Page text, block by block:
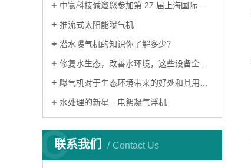
‌中寰科技诚邀您参加第 27 届上海国际环博会‌
推流式太阳能曝气机
潜水曝气机的知识你了解多少？
修复水生态，改善水环境，这些设备全搞定
曝气机对于生态环境带来的好处和其用途有哪些？
水处理的新星—电絮凝气浮机
联系我们 Contact Us
C